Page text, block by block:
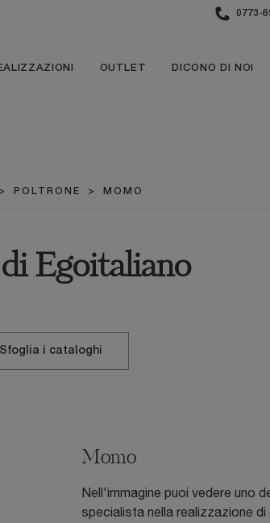
0773-
OUTLET DICONO DI NOI
POLTRONE > MOMO
Egoitaliano
Sfoglia i cataloghi
Momo
Nell'immagine puoi vedere uno
specialista nella realizzazione di